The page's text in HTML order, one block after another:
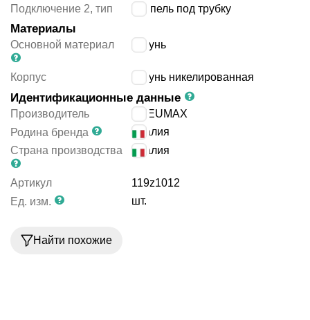
Подключение 2, тип ниппель под трубку
Материалы
Основной материал латунь
Корпус латунь никелированная
Идентификационные данные
Производитель
PNEUMAX
Родина бренда
Италия
Страна производства
Италия
Артикул
119z1012
Ед. изм.
шт.
Найти похожие